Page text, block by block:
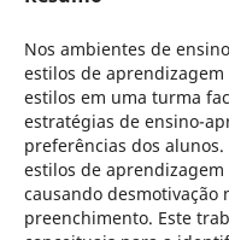
Nos ambientes de
estilos de
estilos em uma turma
estratégias de ensino-
preferências dos
estilos de
causando desmotivação
preenchimento. Este